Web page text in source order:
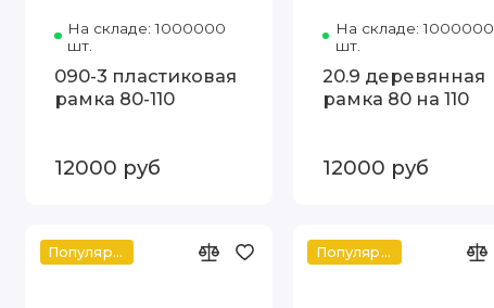
На складе: 1000000
шт.
Код товара: DL-65031 80-110 Артэ
090-3 пластиковая
рамка 80-110
12000 руб
На складе: 1000000
шт.
20.9 деревянная
рамка 80 на 110
12000 руб
Популярное Популярное